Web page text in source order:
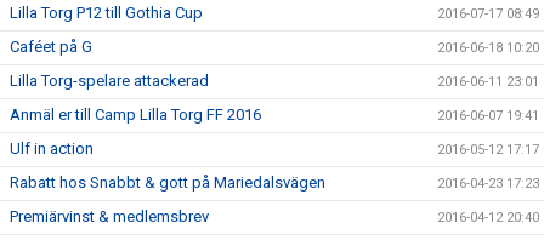
Lilla Torg P12 till Gothia Cup 2016-07-17 08:49
Caféet på G 2016-06-18 10:20
Lilla Torg-spelare attackerad 2016-06-11 23:01
Anmäl er till Camp Lilla Torg FF 2016 2016-06-07 19:41
Ulf in action 2016-05-12 17:17
Rabatt hos Snabbt & gott på Mariedalsvägen 2016-04-23 17:23
Premiärvinst & medlemsbrev 2016-04-12 20:40